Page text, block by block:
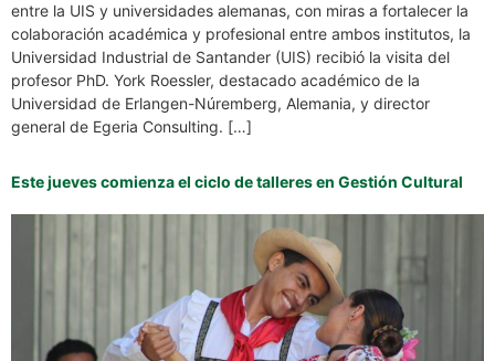
entre la UIS y universidades alemanas, con miras a fortalecer la
colaboración académica y profesional entre ambos institutos, la
Universidad Industrial de Santander (UIS) recibió la visita del
profesor PhD. York Roessler, destacado académico de la
Universidad de Erlangen-Núremberg, Alemania, y director
general de Egeria Consulting. […]
Este jueves comienza el ciclo de talleres en Gestión Cultural